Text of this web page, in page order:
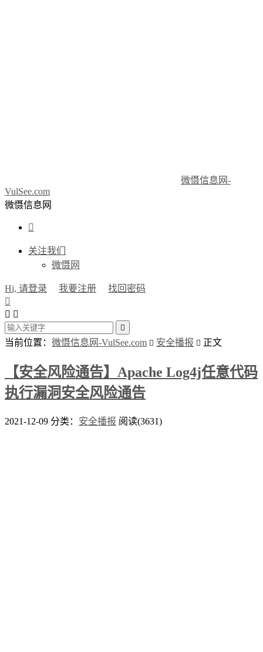
微慑信息网-
VulSee.com
微慑信息网

关注我们
微慑网
Hi, 请登录 我要注册
找回密码

 

当前位置： 微慑信息网-VulSee.com  安全播报  正文
【安全风险通告】Apache Log4j任意代码
执行漏洞安全风险通告
2021-12-09 分类： 安全播报 阅读(3631)